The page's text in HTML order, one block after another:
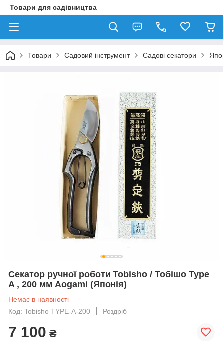
Товари для садівництва
Товари Садовий інструмент Садові секатори
Секатор ручної роботи Tobisho / Тобішо Type
A , 200 мм Aogami (Японія)
Немає в наявності
Код: Tobisho TYPE-A-200
Роздріб
7 100 ₴